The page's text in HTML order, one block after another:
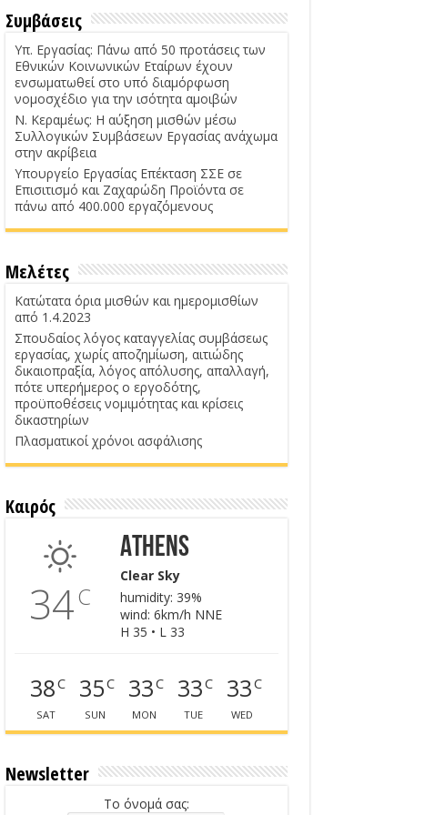
Συμβάσεις
Υπ. Εργασίας: Πάνω από 50 προτάσεις των
Εθνικών Κοινωνικών Εταίρων έχουν
ενσωματωθεί στο υπό διαμόρφωση
νομοσχέδιο για την ισότητα αμοιβών
Ν. Κεραμέως: Η αύξηση μισθών μέσω
Συλλογικών Συμβάσεων Εργασίας ανάχωμα
στην ακρίβεια
Υπουργείο Εργασίας Επέκταση ΣΣΕ σε
Επισιτισμό και Ζαχαρώδη Προϊόντα σε
πάνω από 400.000 εργαζόμενους
Μελέτες
Κατώτατα όρια μισθών και ημερομισθίων
από 1.4.2023
Σπουδαίος λόγος καταγγελίας συμβάσεως
εργασίας, χωρίς αποζημίωση, αιτιώδης
δικαιοπραξία, λόγος απόλυσης, απαλλαγή,
πότε υπερήμερος ο εργοδότης,
προϋποθέσεις νομιμότητας και κρίσεις
δικαστηρίων
Πλασματικοί χρόνοι ασφάλισης
Καιρός
34C
Athens
Clear Sky
humidity: 39%
wind: 6km/h NNE
H 35 • L 33
38C
SAT
35C
SUN
33C
MON
33C
TUE
33C
WED
Newsletter
Το όνομά σας: